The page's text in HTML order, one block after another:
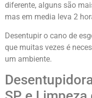
diferente, alguns são
mas em media leva 2
Desentupir o cano de
que muitas vezes é
um ambiente.